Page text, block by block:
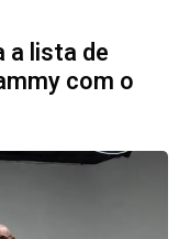
a lista de
com o